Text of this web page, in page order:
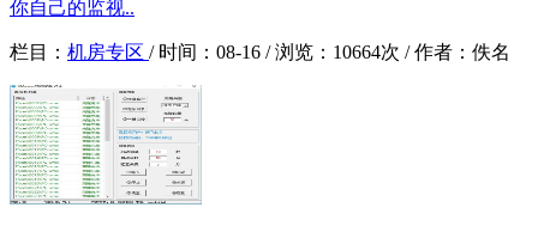
你自己的监视..
栏目： 机房专区 / 时间： 08-16 /浏览： 10664次 /作者： 佚名